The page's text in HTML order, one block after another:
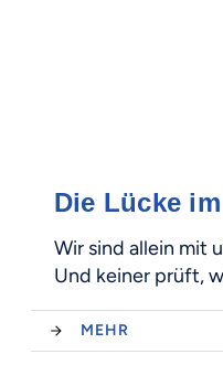
Die Lücke
Wir sind allein mit
Und keiner prüft,
MEHR